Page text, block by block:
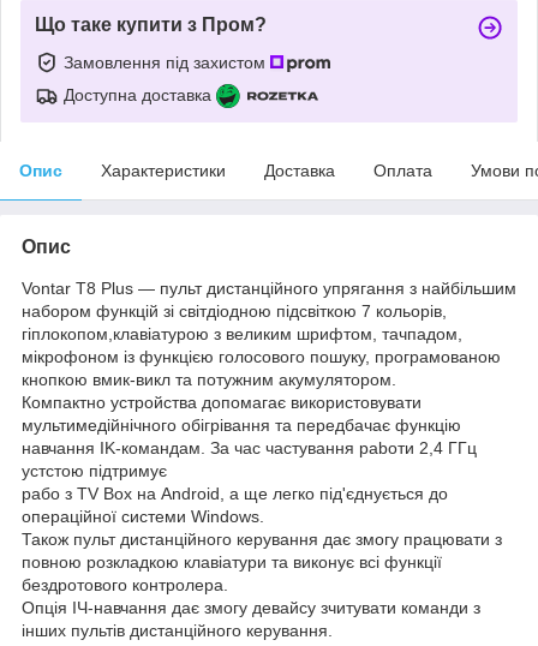
Що таке купити з Пром?
Замовлення під захистом
Доступна доставка
Опис Характеристики Доставка Оплата Умови
Опис
Vontаr Т8 Рlus — пульт дистанційного упрягання з найбільшим
набором функцій зі cвітдіодною підсвіткою 7 кольорів,
гіплокопом,клавіатурою з великим шрифтом, тaчпадом,
мікрофоном із функцією голосового пошуку, програмованою
кнопкою вмик-викл та потужним акумулятором.
Компактно уcтpoйства допомагає використовувати
мультимедійнічного обігрівання та передбачає функцію
навчання ІK-командам. За час частування paboти 2,4 ГГц
устстою підтримує
pабо з ТV Вох на Android, а ще легко під'єднується до
операційної системи Windows.
Також пульт дистанційного керування дає змогу працювати з
повною розкладкою клавіатури та виконує всі функції
бездротового контролера.
Опція ІЧ-навчання дає змогу девайсу зчитувати команди з
інших пультів дистанційного керування.